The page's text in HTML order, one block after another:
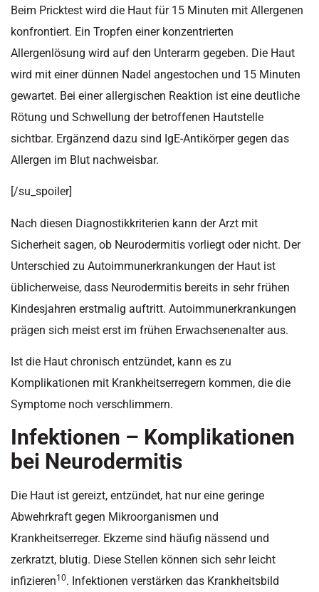
Beim Pricktest wird die Haut für 15 Minuten mit Allergenen
konfrontiert. Ein Tropfen einer konzentrierten
Allergenlösung wird auf den Unterarm gegeben. Die Haut
wird mit einer dünnen Nadel angestochen und 15 Minuten
gewartet. Bei einer allergischen Reaktion ist eine deutliche
Rötung und Schwellung der betroffenen Hautstelle
sichtbar. Ergänzend dazu sind IgE-Antikörper gegen das
Allergen im Blut nachweisbar.
[/su_spoiler]
Nach diesen Diagnostikkriterien kann der Arzt mit
Sicherheit sagen, ob Neurodermitis vorliegt oder nicht. Der
Unterschied zu Autoimmunerkrankungen der Haut ist
üblicherweise, dass Neurodermitis bereits in sehr frühen
Kindesjahren erstmalig auftritt. Autoimmunerkrankungen
prägen sich meist erst im frühen Erwachsenenalter aus.
Ist die Haut chronisch entzündet, kann es zu
Komplikationen mit Krankheitserregern kommen, die die
Symptome noch verschlimmern.
Infektionen – Komplikationen
bei Neurodermitis
Die Haut ist gereizt, entzündet, hat nur eine geringe
Abwehrkraft gegen Mikroorganismen und
Krankheitserreger. Ekzeme sind häufig nässend und
zerkratzt, blutig. Diese Stellen können sich sehr leicht
infizieren10. Infektionen verstärken das Krankheitsbild